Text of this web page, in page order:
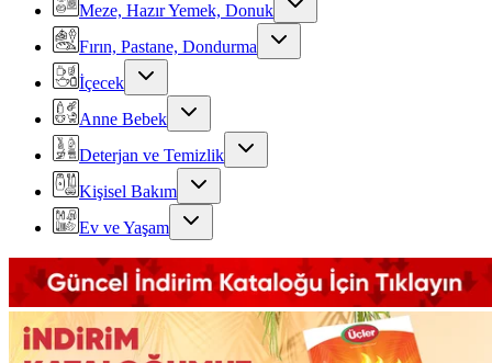
Meze, Hazır Yemek, Donuk
Fırın, Pastane, Dondurma
İçecek
Anne Bebek
Deterjan ve Temizlik
Kişisel Bakım
Ev ve Yaşam